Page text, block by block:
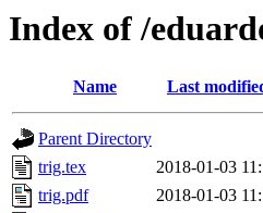
Index of /
Name Last
Parent Directory
trig.tex
2018-01-03
trig.pdf
2018-01-03